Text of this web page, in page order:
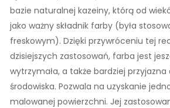
bazie naturalnej kazeiny, którą od
jako ważny składnik farby (była
freskowym). Dzięki przywróceniu tej
dzisiejszych zastosowań, farba jest
wytrzymała, a także bardziej przyjazna
środowiska. Pozwala na uzyskanie
malowanej powierzchni. Jej